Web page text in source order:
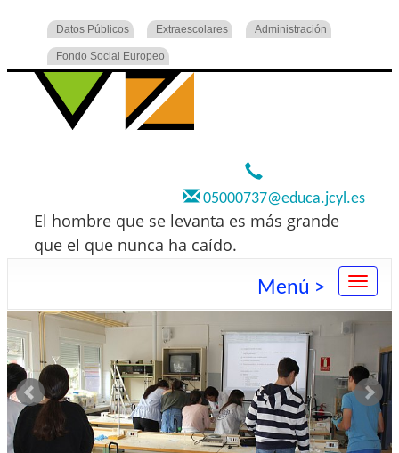
Datos Públicos Extraescolares Administración
Fondo Social Europeo
05000737@educa.jcyl.es
El hombre que se levanta es más grande
que el que nunca ha caído.
Menú >